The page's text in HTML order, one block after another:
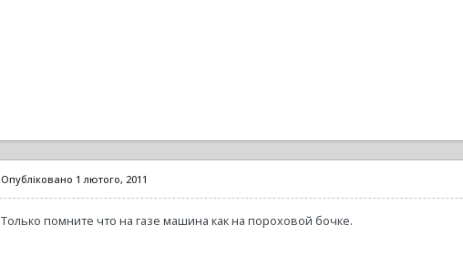
Опубліковано 1 лютого, 2011
Только помните что на газе машина как на пороховой бочке.